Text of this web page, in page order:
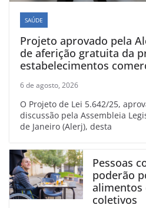
SAÚDE
Projeto aprovado pela
de aferição gratuita da
estabelecimentos
6 de agosto, 2026
O Projeto de Lei 5.642/25,
discussão pela Assembleia
de Janeiro (Alerj), desta
Pessoas
poderão
alimentos
coletivos